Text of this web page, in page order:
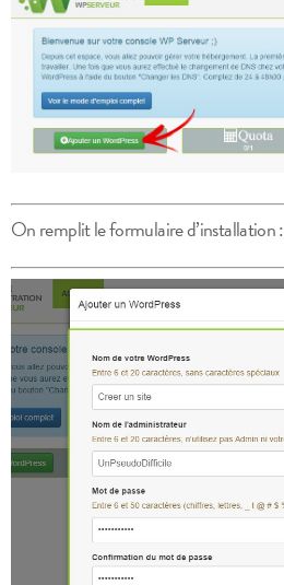
On remplit le formulaire d’installation :